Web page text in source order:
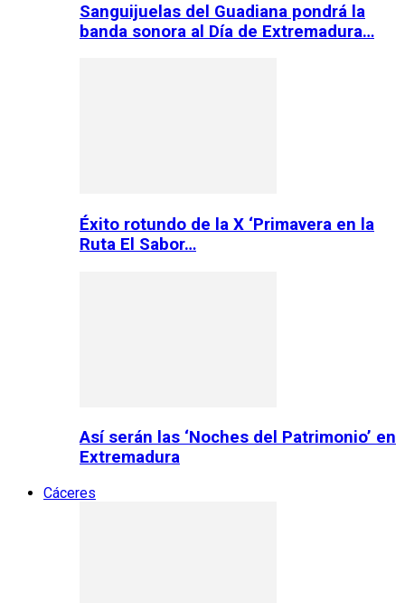
Sanguijuelas del Guadiana pondrá la
banda sonora al Día de Extremadura…
Éxito rotundo de la X ‘Primavera en la
Ruta El Sabor…
Así serán las ‘Noches del Patrimonio’ en
Extremadura
Cáceres